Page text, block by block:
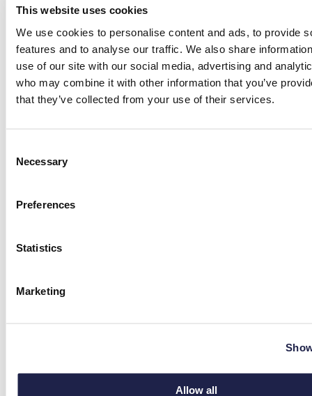
This website uses cookies
We use cookies to personalise content and ads, to provide
features and to analyse our traffic. We also share
use of our site with our social media, advertising and
who may combine it with other information that you’ve
that they’ve collected from your use of their services.
Selection
Necessary
Preferences
Statistics
Marketing
Allow all
kiitollinen tuesta, sanoo Alva.
Tukemalla nuoria, paikallisia lahjakkuuksia haluamme
Mainterilla auttaa unelmia kasvamaan – sekä urheilussa
että elämässä. Alva on selkeä esimerkki siitä, mitä
tapahtuu, kun intohimo kohtaa kovan työn, ja odotamme
innolla, että saamme seurata hänen matkaansa kohti
Instagramissa:
Jaa julkaisu